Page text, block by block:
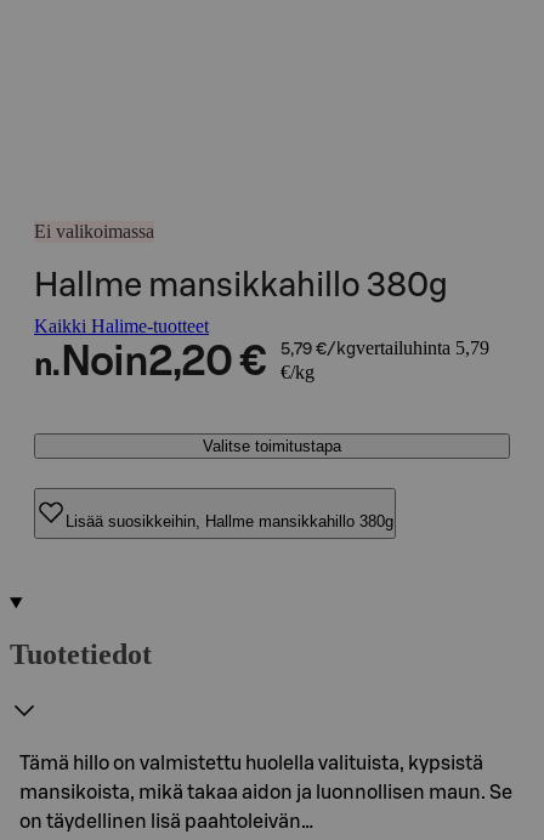
Ei valikoimassa
Hallme mansikkahillo 380g
Kaikki Halime-tuotteet
n. Noin2,20 € 5,79 €/kgvertailuhinta 5,79
€/kg
Valitse toimitustapa
Lisää suosikkeihin, Hallme mansikkahillo 380g
Tuotetiedot
Tämä hillo on valmistettu huolella valituista, kypsistä
mansikoista, mikä takaa aidon ja luonnollisen maun. Se
on täydellinen lisä paahtoleivän…